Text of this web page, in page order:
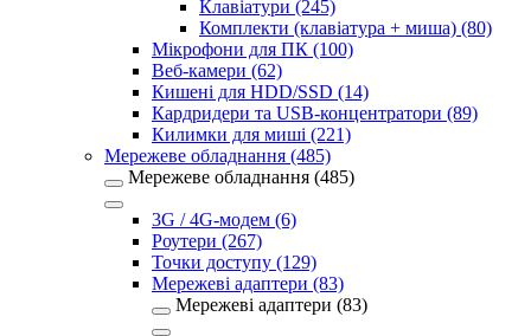
Клавіатури (245)
Комплекти (клавіатура + миша) (80)
Мікрофони для ПК (100)
Веб-камери (62)
Кишені для HDD/SSD (14)
Кардридери та USB-концентратори (89)
Килимки для миші (221)
Мережеве обладнання (485)
Мережеве обладнання (485)
3G / 4G-модем (6)
Роутери (267)
Точки доступу (129)
Мережеві адаптери (83)
Мережеві адаптери (83)